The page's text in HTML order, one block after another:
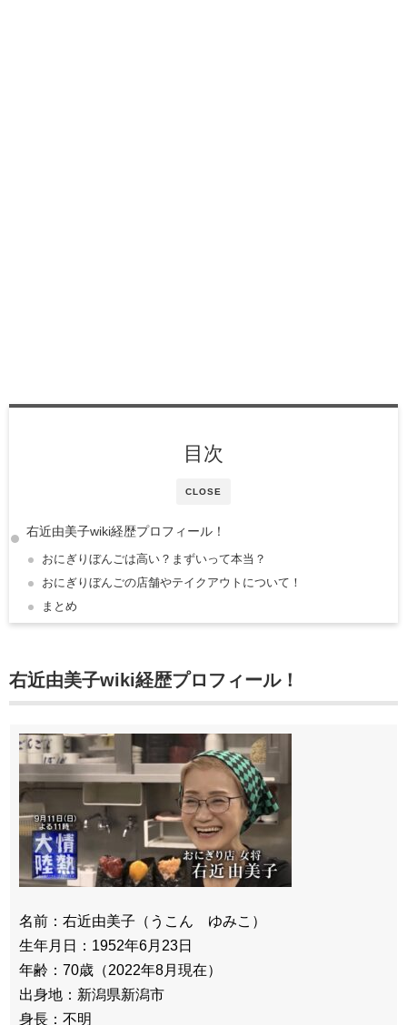
CLOSE
目次
右近由美子wiki経歴プロフィール！
おにぎりぼんごは高い？まずいって本当？
おにぎりぼんごの店舗やテイクアウトについて！
まとめ
右近由美子wiki経歴プロフィール！
名前：右近由美子（うこん ゆみこ）
生年月日：1952年6月23日
年齢：70歳（2022年8月現在）
出身地：新潟県新潟市
身長：不明